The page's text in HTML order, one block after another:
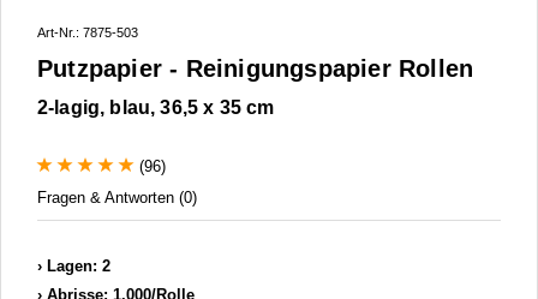
Art-Nr.: 7875-503
Putzpapier - Reinigungspapier Rollen
2-lagig, blau, 36,5 x 35 cm
(96)
Fragen & Antworten (0)
Lagen: 2
Abrisse: 1.000/Rolle